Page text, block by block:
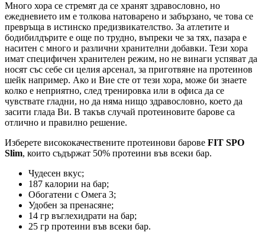
Много хора се стремят да се хранят здравословно, но
ежедневието им е толкова натоварено и забързано, че това се
превръща в истинско предизвикателство. За атлетите и
бодибилдърите е още по трудно, въпреки че за тях, пазара е
наситен с много и различни хранителни добавки. Тези хора
имат специфичен хранителен режим, но не винаги успяват да
носят със себе си целия арсенал, за приготвяне на протеинов
шейк например. Ако и Вие сте от тези хора, може би знаете
колко е неприятно, след тренировка или в офиса да се
чувствате гладни, но да няма нищо здравословно, което да
засити глада Ви. В такъв случай протеиновите барове са
отлично и правилно решение.
Изберете висококачествените протеинови барове FIT SPO
Slim, които съдържат 50% протеини във всеки бар.
Чудесен вкус;
187 калории на бар;
Обогатени с Омега 3;
Удобен за пренасяне;
14 гр въглехидрати на бар;
25 гр протеини във всеки бар.